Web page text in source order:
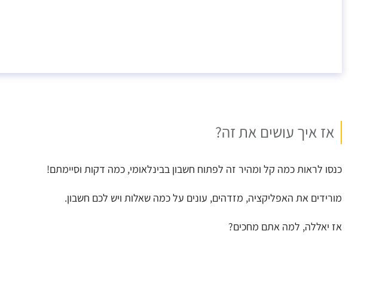
אז איך עושים את זה?
כנסו לראות כמה קל ומהיר זה לפתוח חשבון בבינלאומי, כמה דקות וסיימתם!
מורידים את האפליקציה, מזדהים, עונים על כמה שאלות ויש לכם חשבון.
אז יאללה, למה אתם מחכים?